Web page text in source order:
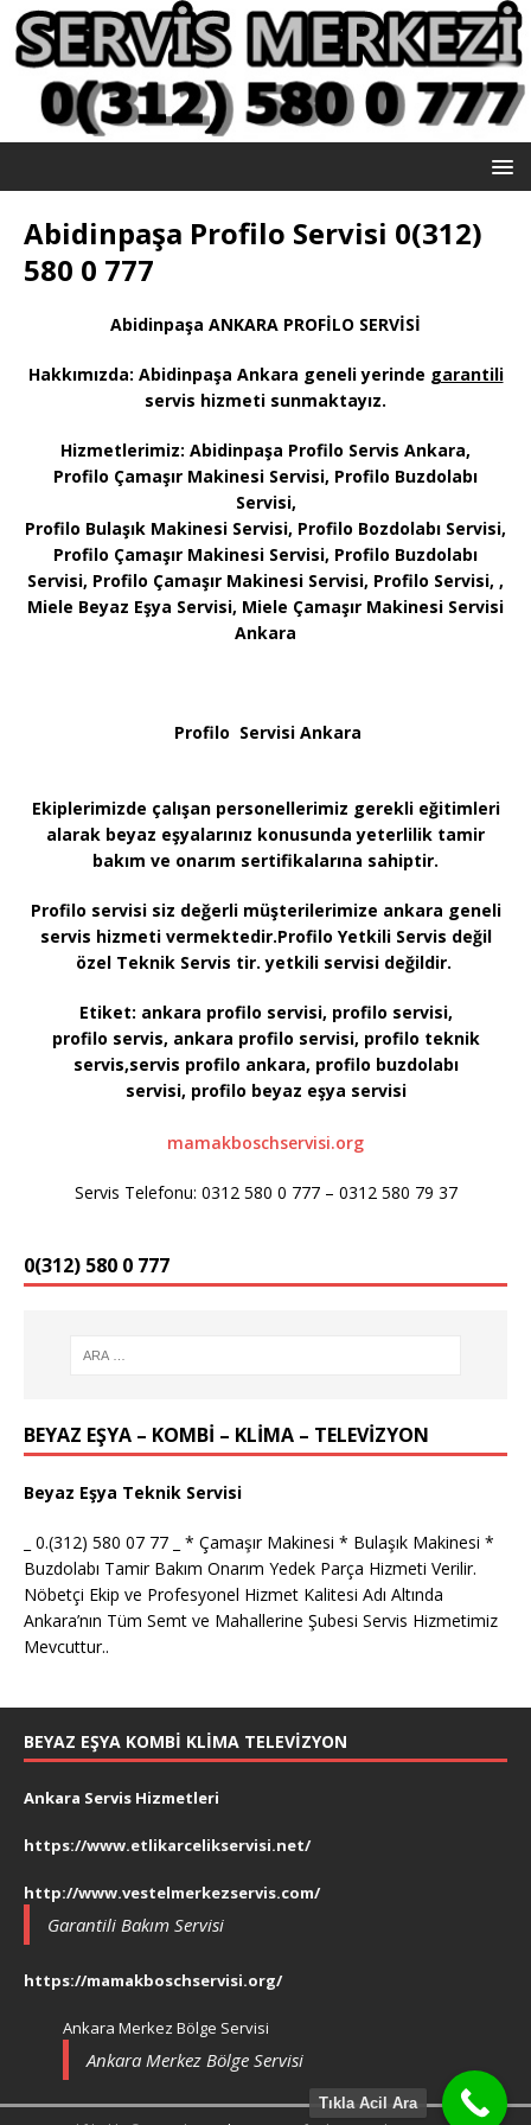
Abidinpaşa Profilo Servisi 0(312)
580 0 777
Abidinpaşa ANKARA PROFİLO SERVİSİ
Hakkımızda: Abidinpaşa Ankara geneli yerinde garantili
servis hizmeti sunmaktayız.
Hizmetlerimiz: Abidinpaşa Profilo Servis Ankara,
Profilo Çamaşır Makinesi Servisi, Profilo Buzdolabı
Servisi,
Profilo Bulaşık Makinesi Servisi, Profilo Bozdolabı Servisi,
Profilo Çamaşır Makinesi Servisi, Profilo Buzdolabı
Servisi, Profilo Çamaşır Makinesi Servisi, Profilo Servisi, ,
Miele Beyaz Eşya Servisi, Miele Çamaşır Makinesi Servisi
Ankara
Profilo Servisi Ankara
Ekiplerimizde çalışan personellerimiz gerekli eğitimleri
alarak beyaz eşyalarınız konusunda yeterlilik tamir
bakım ve onarım sertifikalarına sahiptir.
Profilo servisi siz değerli müşterilerimize ankara geneli
servis hizmeti vermektedir.Profilo Yetkili Servis değil
özel Teknik Servis tir. yetkili servisi değildir.
Etiket: ankara profilo servisi, profilo servisi,
profilo servis, ankara profilo servisi, profilo teknik
servis,servis profilo ankara, profilo buzdolabı
servisi, profilo beyaz eşya servisi
mamakboschservisi.org
Servis Telefonu: 0312 580 0 777 – 0312 580 79 37
0(312) 580 0 777
BEYAZ EŞYA – KOMBİ – KLİMA – TELEVİZYON
Beyaz Eşya Teknik Servisi
_ 0.(312) 580 07 77 _ * Çamaşır Makinesi * Bulaşık Makinesi *
Buzdolabı Tamir Bakım Onarım Yedek Parça Hizmeti Verilir.
Nöbetçi Ekip ve Profesyonel Hizmet Kalitesi Adı Altında
Ankara’nın Tüm Semt ve Mahallerine Şubesi Servis Hizmetimiz
Mevcuttur..
BEYAZ EŞYA KOMBI KLIMA TELEVIZYON
Ankara Servis Hizmetleri
https://www.etlikarcelikservisi.net/
http://www.vestelmerkezservis.com/
Garantili Bakım Servisi
https://mamakboschservisi.org/
Ankara Merkez Bölge Servisi
Ankara Merkez Bölge Servisi
Tıkla Acil Ara